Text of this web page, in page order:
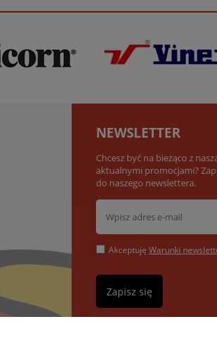
NEWSLETTER
Chcesz być na bieżąco z
aktualnymi promocjami?
do naszego newslettera.
Akceptuję Warunki
Zapisz się